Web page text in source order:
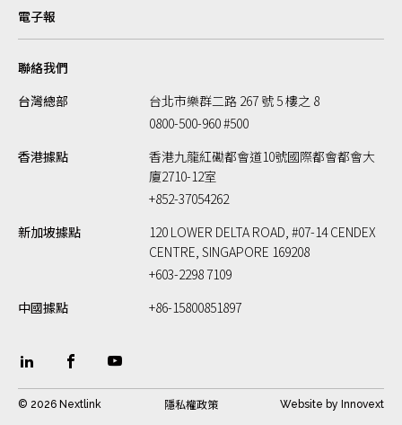
電子報
聯絡我們
台灣總部
台北市樂群二路 267 號 5 樓之 8
0800-500-960 #500
香港據點
香港九龍紅磡都會道10號國際都會都會大
廈2710-12室
+852-37054262
新加坡據點
120 LOWER DELTA ROAD, #07-14 CENDEX
CENTRE, SINGAPORE 169208
+603-2298 7109
中國據點
+86-15800851897
© 2026 Nextlink 隱私權政策 Website by Innovext